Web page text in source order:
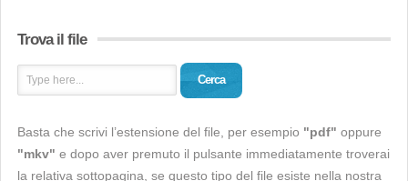
Trova il file
Cerca
Basta che scrivi l’estensione del file, per esempio "pdf" oppure
"mkv" e dopo aver premuto il pulsante immediatamente troverai
la relativa sottopagina, se questo tipo del file esiste nella nostra